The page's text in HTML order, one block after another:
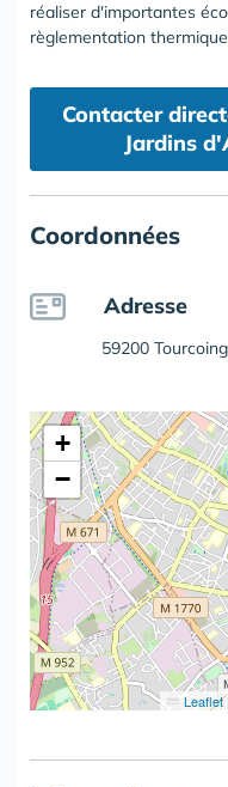
réaliser d'importantes
règlementation
Contacter
Jardins
Coordonnées
Adresse
59200 Tourcoing
+
−
Leaflet